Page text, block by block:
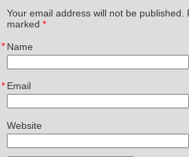
Your email address will not be published.
marked *
Name
*
Email
*
Website